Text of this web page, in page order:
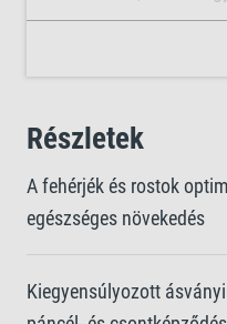
Részletek
A fehérjék és rostok
egészséges növekedés
Kiegyensúlyozott